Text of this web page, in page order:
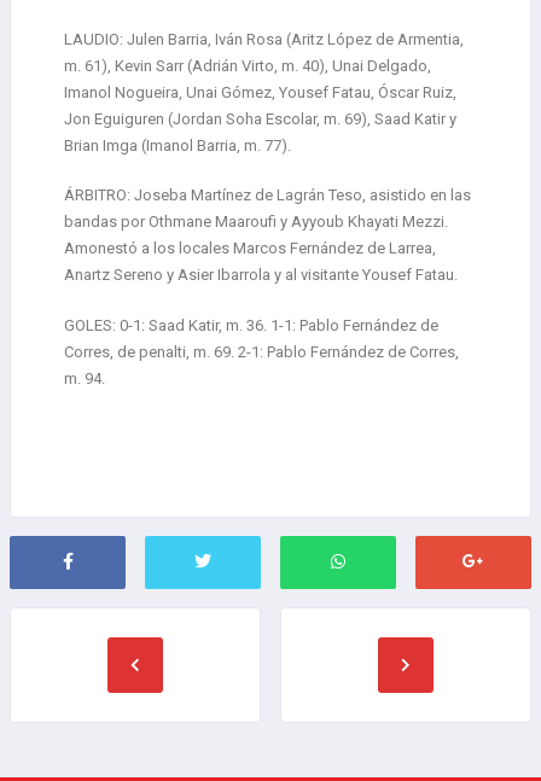
LAUDIO: Julen Barria, Iván Rosa (Aritz López de Armentia,
m. 61), Kevin Sarr (Adrián Virto, m. 40), Unai Delgado,
Imanol Nogueira, Unai Gómez, Yousef Fatau, Óscar Ruiz,
Jon Eguiguren (Jordan Soha Escolar, m. 69), Saad Katir y
Brian Imga (Imanol Barria, m. 77).
ÁRBITRO: Joseba Martínez de Lagrán Teso, asistido en las
bandas por Othmane Maaroufi y Ayyoub Khayati Mezzi.
Amonestó a los locales Marcos Fernández de Larrea,
Anartz Sereno y Asier Ibarrola y al visitante Yousef Fatau.
GOLES: 0-1: Saad Katir, m. 36. 1-1: Pablo Fernández de
Corres, de penalti, m. 69. 2-1: Pablo Fernández de Corres,
m. 94.